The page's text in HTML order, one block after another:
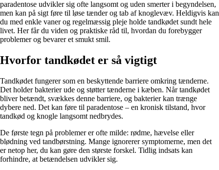
paradentose udvikler sig ofte langsomt og uden smerter i begyndelsen,
men kan på sigt føre til løse tænder og tab af knoglevæv. Heldigvis kan
du med enkle vaner og regelmæssig pleje holde tandkødet sundt hele
livet. Her får du viden og praktiske råd til, hvordan du forebygger
problemer og bevarer et smukt smil.
Hvorfor tandkødet er så vigtigt
Tandkødet fungerer som en beskyttende barriere omkring tænderne.
Det holder bakterier ude og støtter tænderne i kæben. Når tandkødet
bliver betændt, svækkes denne barriere, og bakterier kan trænge
dybere ned. Det kan føre til paradentose – en kronisk tilstand, hvor
tandkød og knogle langsomt nedbrydes.
De første tegn på problemer er ofte milde: rødme, hævelse eller
blødning ved tandbørstning. Mange ignorerer symptomerne, men det
er netop her, du kan gøre den største forskel. Tidlig indsats kan
forhindre, at betændelsen udvikler sig.